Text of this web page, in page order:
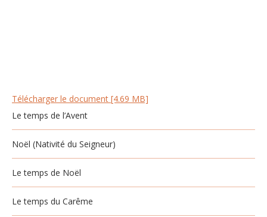
Télécharger le document [4.69 MB]
Le temps de l’Avent
Noël (Nativité du Seigneur)
Le temps de Noël
Le temps du Carême